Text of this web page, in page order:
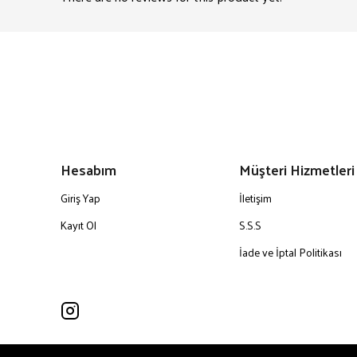
Hesabım
Giriş Yap
Kayıt Ol
Müşteri Hizmetleri
İletişim
S.S.S
İade ve İptal Politikası